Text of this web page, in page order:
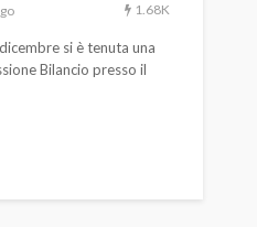
1.68K
si è tenuta una
Bilancio presso il